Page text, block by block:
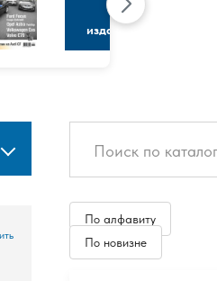
К
изданию
По алфавиту
По новизне